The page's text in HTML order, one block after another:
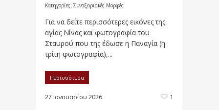
Κατηγορίες: Συναξαριακές Μορφές
Για να δείτε περισσότερες εικόνες της
αγίας Νίνας και φωτογραφία του
Σταυρού που της έδωσε η Παναγία (η
τρίτη φωτογραφία),...
Περισσότερα
27 Ιανουαρίου 2026 1